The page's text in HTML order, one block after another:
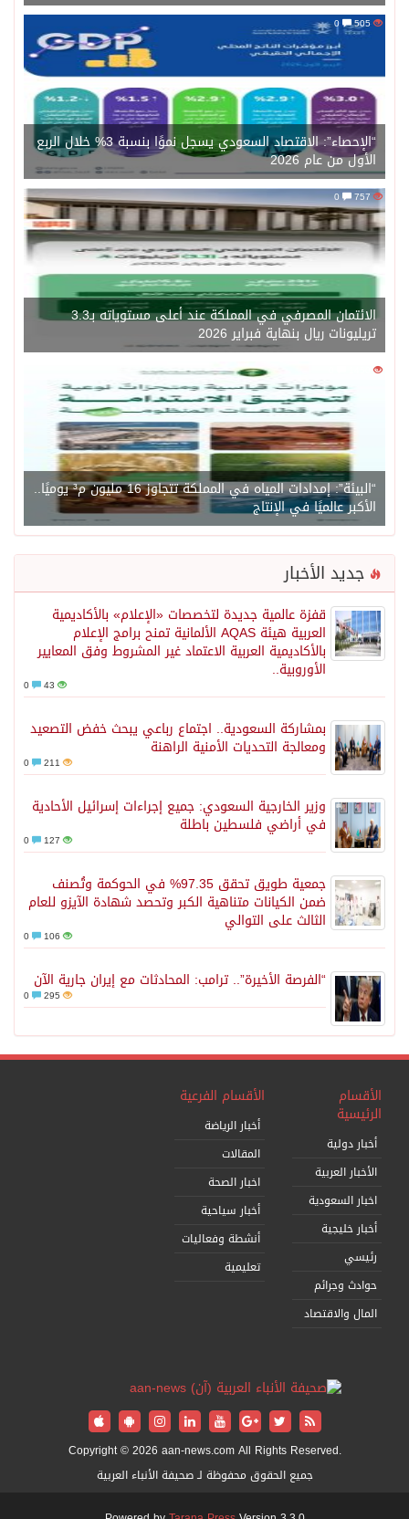
505
“الإحصاء”: الاقتصاد السعودي يسجل نموًا بنسبة 3% خلال الربع
الأول من عام 2026
757
0
الائتمان المصرفي في المملكة عند أعلى مستوياته بـ3.3
تريليونات ريال بنهاية فبراير 2026
1450
“البيئة”: إمدادات المياه في المملكة تتجاوز 16 مليون م³ يوميًا..
الأكبر عالميًا في الإنتاج
جديد الأخبار
قفزة عالمية جديدة لتخصصات «الإعلام» بالأكاديمية
العربية هيئة AQAS الألمانية تمنح برامج الإعلام
بالأكاديمية العربية الاعتماد غير المشروط وفق المعايير
الأوروبية..
43
بمشاركة السعودية.. اجتماع رباعي يبحث خفض التصعيد
ومعالجة التحديات الأمنية الراهنة
211
وزير الخارجية السعودي: جميع إجراءات إسرائيل الأحادية
في أراضي فلسطين باطلة
127
جمعية طويق تحقق 97.35% في الحوكمة وتُصنف
ضمن الكيانات متناهية الكبر وتحصد شهادة الآيزو للعام
الثالث على التوالي
106
“الفرصة الأخيرة”.. ترامب: المحادثات مع إيران جارية الآن
295
الأقسام
الرئيسية
أخبار دولية
الأخبار العربية
اخبار السعودية
أخبار خليجية
رئيسي
حوادث وجرائم
المال والاقتصاد
الأقسام الفرعية
أخبار الرياضة
المقالات
اخبار الصحة
أخبار سياحية
أنشطة وفعاليات
تعليمية
Copyright © 2026 aan-news.com All Rights Reserved.
جميع الحقوق محفوظة لـ صحيفة الأنباء العربية